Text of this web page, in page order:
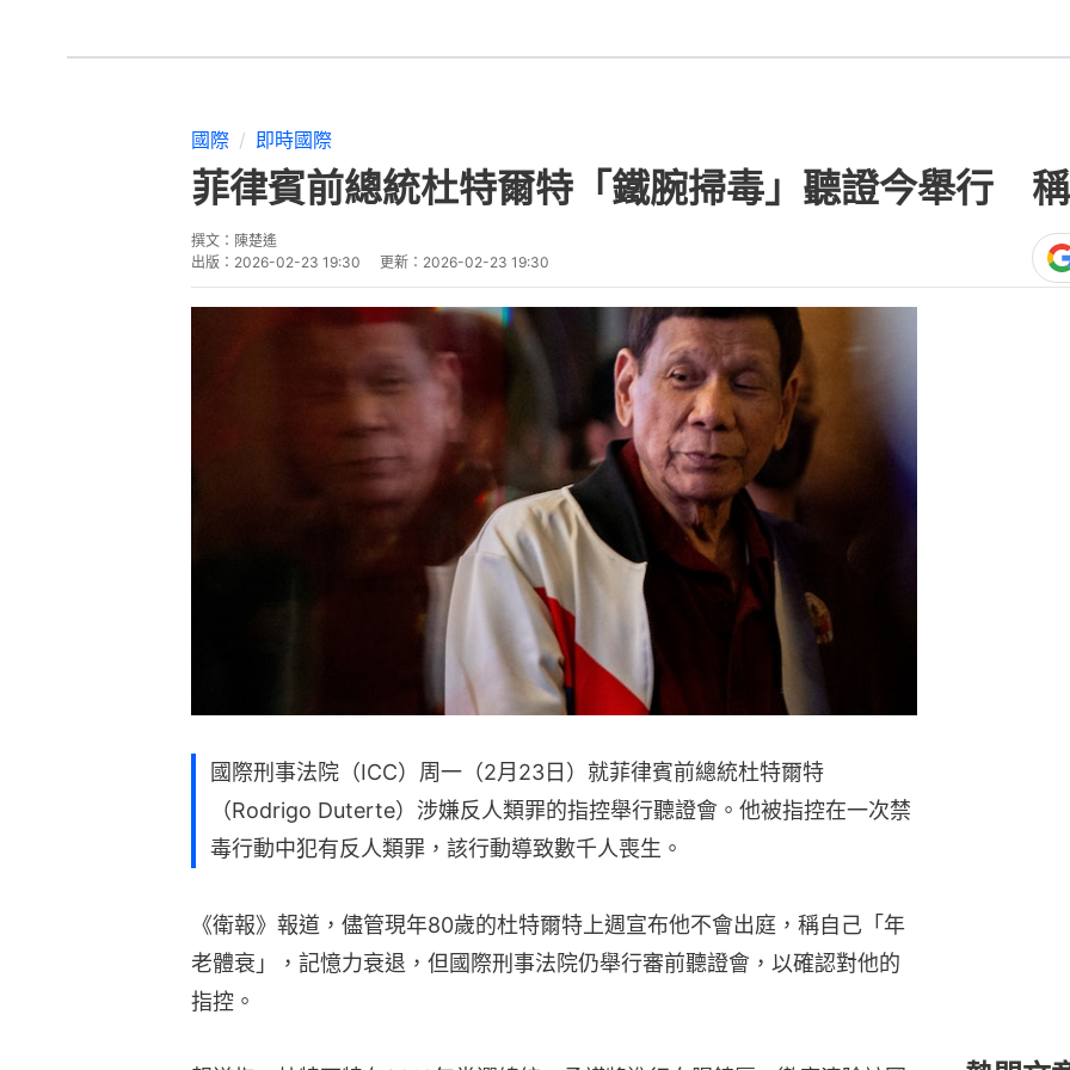
國際 即時國際
菲律賓前總統杜特爾特「鐵腕掃毒」聽證今舉行
撰文： 陳楚遙
出版： 2026-02-23 19:30 更新： 2026-02-23 19:30
國際刑事法院（ICC）周一（2月23日）就菲律賓前總統杜特爾特
（Rodrigo Duterte）涉嫌反人類罪的指控舉行聽證會。他被指控在一次禁
毒行動中犯有反人類罪，該行動導致數千人喪生。
《衛報》報道，儘管現年80歲的杜特爾特上週宣布他不會出庭，稱自己「年
老體衰」，記憶力衰退，但國際刑事法院仍舉行審前聽證會，以確認對他的
指控。